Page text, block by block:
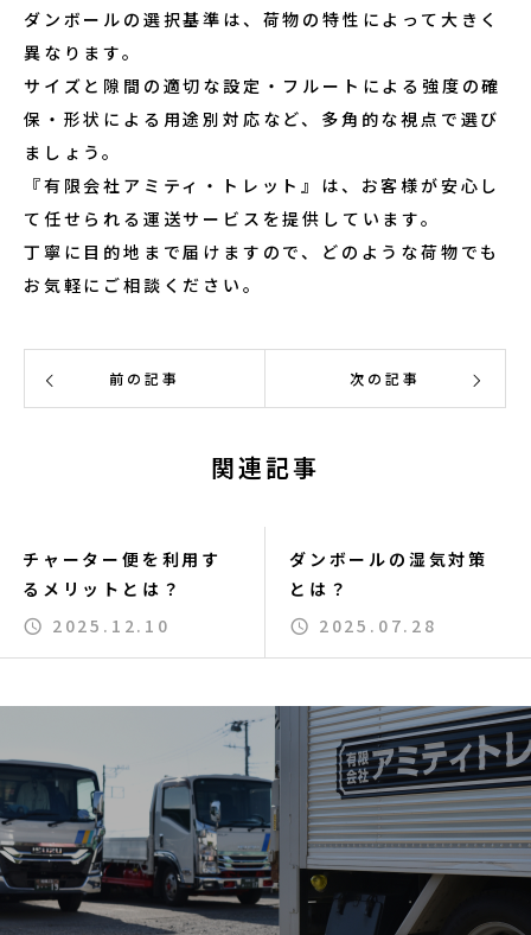
ダンボールの選択基準は、荷物の特性によって大きく
異なります。
サイズと隙間の適切な設定・フルートによる強度の確
保・形状による用途別対応など、多角的な視点で選び
ましょう。
『有限会社アミティ・トレット』は、お客様が安心し
て任せられる運送サービスを提供しています。
丁寧に目的地まで届けますので、どのような荷物でも
お気軽にご相談ください。
前の記事 次の記事
関連記事
チャーター便を利用す
るメリットとは？
2025.12.10
ダンボールの湿気対策
とは？
2025.07.28